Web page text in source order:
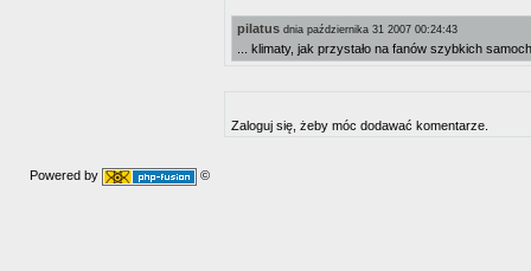
pilatus dnia października 31 2007 00:24:43
... klimaty, jak przystało na fanów szybkich
Zaloguj się, żeby móc dodawać komentarze.
Powered by ©